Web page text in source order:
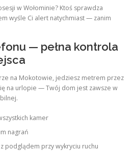
w Wołominie? Ktoś sprawdza
wyśle Ci alert natychmiast — zanim
— pełna kontrola
na Mokotowie, jedziesz metrem przez
na urlopie — Twój dom jest zawsze w
kamer
nagrań
podglądem przy wykryciu ruchu